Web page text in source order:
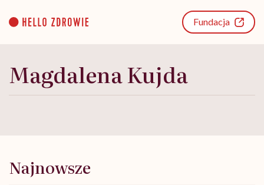
content
Fundacja
Magdalena Kujda
Najnowsze